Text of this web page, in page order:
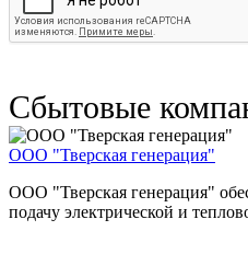
Сбытовые
ООО "Тверская генерация"
ООО "Тверская генерация"
подачу электрической и